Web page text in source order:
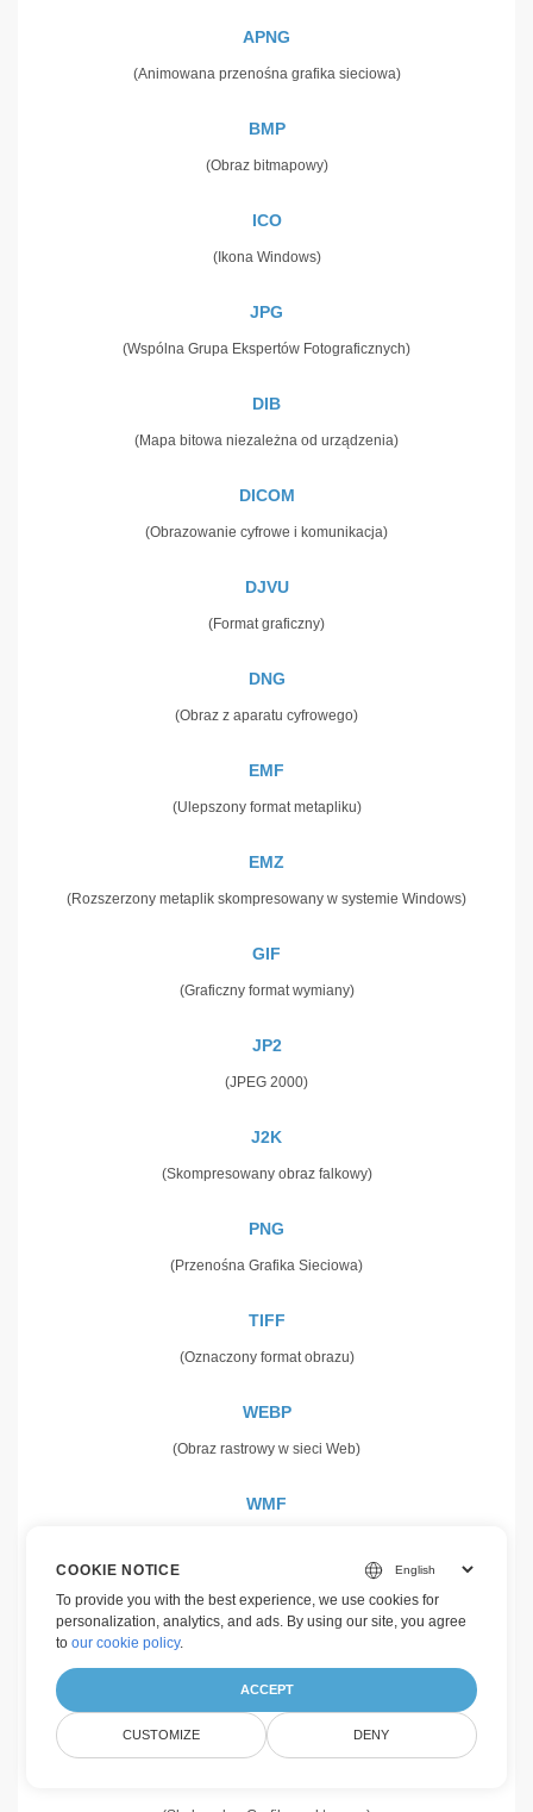
APNG
(Animowana przenośna grafika sieciowa)
BMP
(Obraz bitmapowy)
ICO
(Ikona Windows)
JPG
(Wspólna Grupa Ekspertów Fotograficznych)
DIB
(Mapa bitowa niezależna od urządzenia)
DICOM
(Obrazowanie cyfrowe i komunikacja)
DJVU
(Format graficzny)
DNG
(Obraz z aparatu cyfrowego)
EMF
(Ulepszony format metapliku)
EMZ
(Rozszerzony metaplik skompresowany w systemie Windows)
GIF
(Graficzny format wymiany)
JP2
(JPEG 2000)
J2K
(Skompresowany obraz falkowy)
PNG
(Przenośna Grafika Sieciowa)
TIFF
(Oznaczony format obrazu)
WEBP
(Obraz rastrowy w sieci Web)
WMF
WMZ
(Skompresowana skórka Windows Media Player)
TGA
(Targa grafika)
COOKIE NOTICE
To provide you with the best experience, we use cookies for
personalization, analytics, and ads. By using our site, you agree
toour cookie policy.
ACCEPT
CUSTOMIZE DENY